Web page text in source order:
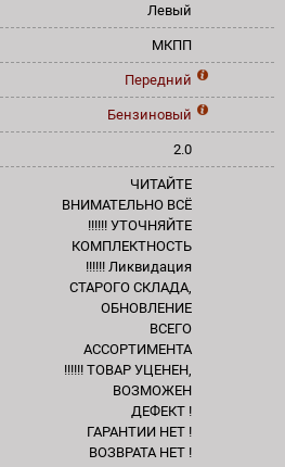
Левый
МКПП
Передний
Бензиновый
2.0
ЧИТАЙТЕ
ВНИМАТЕЛЬНО ВСЁ
!!!!!! УТОЧНЯЙТЕ
КОМПЛЕКТНОСТЬ
!!!!!! Ликвидация
СТАРОГО СКЛАДА,
ОБНОВЛЕНИЕ
ВСЕГО
АССОРТИМЕНТА
!!!!!! ТОВАР УЦЕНЕН,
ВОЗМОЖЕН
ДЕФЕКТ !
ГАРАНТИИ НЕТ !
ВОЗВРАТА НЕТ !